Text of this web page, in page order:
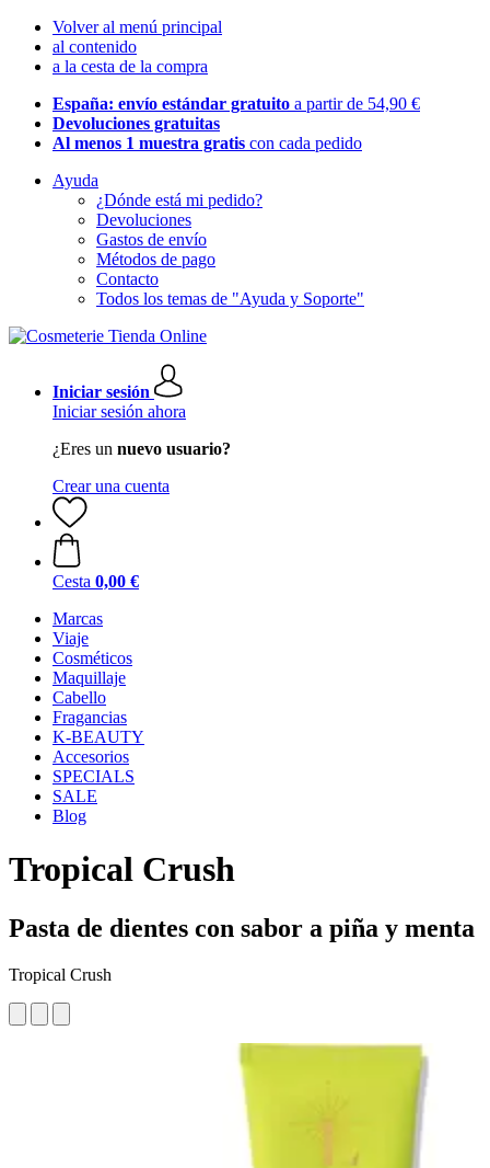
Volver al menú principal
al contenido
a la cesta de la compra
España: envío estándar gratuito a partir de 54,90 €
Devoluciones gratuitas
Al menos 1 muestra gratis con cada pedido
Ayuda
¿Dónde está mi pedido?
Devoluciones
Gastos de envío
Métodos de pago
Contacto
Todos los temas de "Ayuda y Soporte"
Iniciar sesión
Iniciar sesión ahora
¿Eres un nuevo usuario?
Crear una cuenta
Cesta 0,00 €
Marcas
Viaje
Cosméticos
Maquillaje
Cabello
Fragancias
K-BEAUTY
Accesorios
SPECIALS
SALE
Blog
Tropical Crush
Pasta de dientes con sabor a piña y menta
Tropical Crush